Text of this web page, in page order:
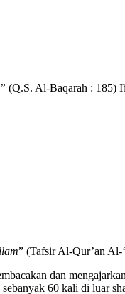
(Q.S. Al-Baqarah : 185)
” (Tafsir Al-Qur’an Al-
dan
60 kali di luar